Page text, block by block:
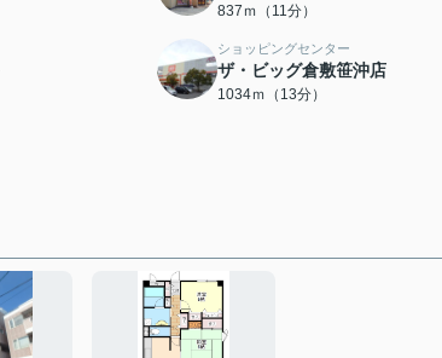
837ｍ（11分）
ショッピングセンター
ザ・ビッグ倉敷笹沖店
1034ｍ（13分）